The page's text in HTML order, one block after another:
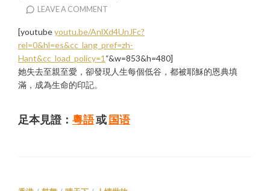
LEAVE A COMMENT
[youtubeyoutu.be/AnlXd4UnJFc?
rel=0&hl=es&cc_lang_pref=zh-
Hant&cc_load_policy=1 “&w=853&h=480]
她失去至親至愛，卻發現人生每個低谷，都被耶穌的恩典填
滿，成為生命的印記。
足本見證： 粵語或国语